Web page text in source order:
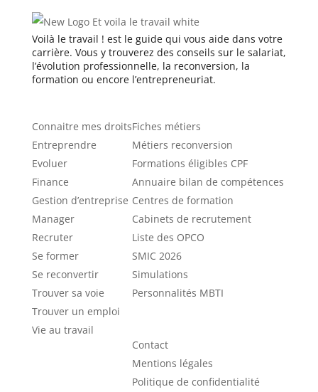
Voilà le travail ! est le guide qui vous aide dans votre
carrière. Vous y trouverez des conseils sur le salariat,
l’évolution professionnelle, la reconversion, la
formation ou encore l’entrepreneuriat.
Connaitre mes droits
Entreprendre
Evoluer
Finance
Gestion d’entreprise
Manager
Recruter
Se former
Se reconvertir
Trouver sa voie
Trouver un emploi
Vie au travail
Fiches métiers
Métiers reconversion
Formations éligibles CPF
Annuaire bilan de compétences
Centres de formation
Cabinets de recrutement
Liste des OPCO
SMIC 2026
Simulations
Personnalités MBTI
Contact
Mentions légales
Politique de confidentialité